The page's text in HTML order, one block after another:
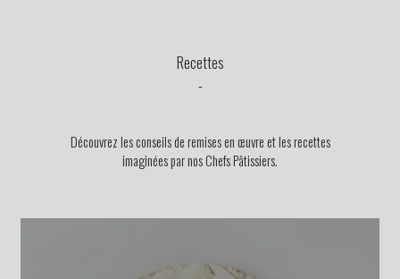
Recettes
Découvrez les conseils de remises en œuvre et les recettes
imaginées par nos Chefs Pâtissiers.